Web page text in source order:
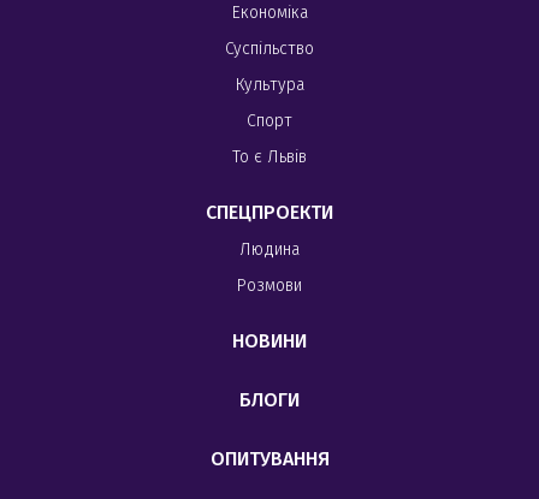
Економіка
Суспільство
Культура
Спорт
То є Львів
СПЕЦПРОЕКТИ
Людина
Розмови
НОВИНИ
БЛОГИ
ОПИТУВАННЯ